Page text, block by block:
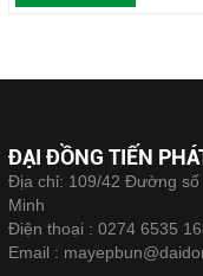
ĐẠI ĐỒNG TIẾN
Địa chỉ: 109/42 Đường số
Minh
Điện thoại : 0274 6535
Email :